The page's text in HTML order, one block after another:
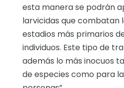
esta manera se podrán
larvicidas que combatan
estadios más primarios
individuos. Este tipo de
además lo más inocuos
de especies como para